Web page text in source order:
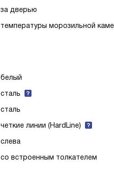
за дверью
температуры морозильной
белый
сталь
сталь
четкие линии (HardLine)
слева
со встроенным толкателем